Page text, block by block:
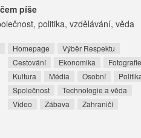
píše
politika, vzdělávání, věda
Homepage
Výběr Respektu
Cestování
Ekonomika
Fotografie
Kultura
Média Osobní
Společnost
Technologie a věda
Video
Zábava Zahraničí